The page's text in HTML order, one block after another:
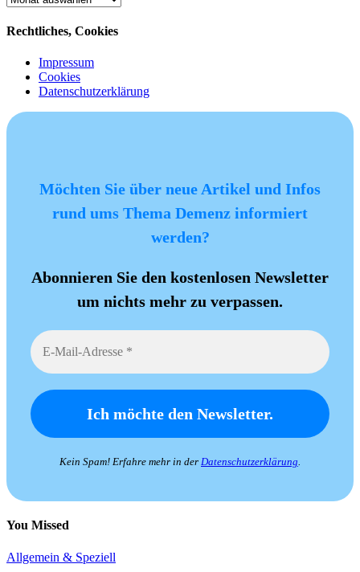
Rechtliches, Cookies
Impressum
Cookies
Datenschutzerklärung
Möchten Sie über neue Artikel und Infos
rund ums Thema Demenz informiert
werden?
Abonnieren Sie den kostenlosen Newsletter
um nichts mehr zu verpassen.
Kein Spam! Erfahre mehr in der Datenschutzerklärung.
You Missed
Allgemein & Speziell